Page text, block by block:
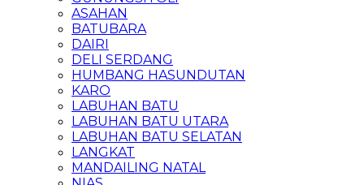
ASAHAN
BATUBARA
DAIRI
DELI SERDANG
HUMBANG HASUNDUTAN
KARO
LABUHAN BATU
LABUHAN BATU UTARA
LABUHAN BATU SELATAN
LANGKAT
MANDAILING NATAL